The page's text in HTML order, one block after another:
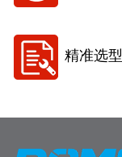
精准选型